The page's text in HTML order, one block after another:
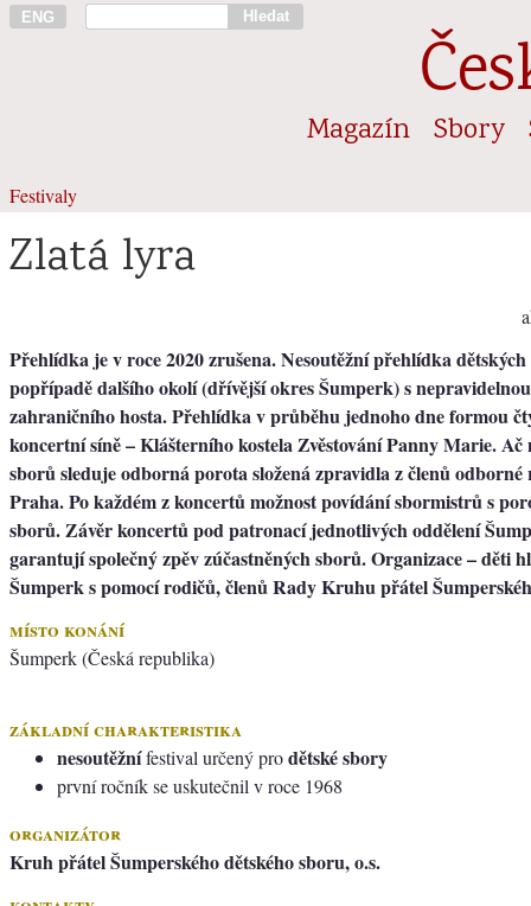
ENG Hledat
Magazín Sbory
Festivaly
Zlatá lyra
Přehlídka je v roce 2020 zrušena. Nesoutěžní přehlídka
popřípadě dalšího okolí (dřívější okres Šumperk) s
zahraničního hosta. Přehlídka v průběhu jednoho dne formou
koncertní síně – Klášterního kostela Zvěstování Panny Marie. Ač
sborů sleduje odborná porota složená zpravidla z členů
Praha. Po každém z koncertů možnost povídání sbormistrů s
sborů. Závěr koncertů pod patronací jednotlivých oddělení
garantují společný zpěv zúčastněných sborů. Organizace – děti
Šumperk s pomocí rodičů, členů Rady Kruhu přátel
místo konání
Šumperk (Česká republika)
základní charakteristika
nesoutěžnífestival určený prodětské sbory
první ročník se uskutečnil v roce 1968
organizátor
Kruh přátel Šumperského dětského sboru, o.s.